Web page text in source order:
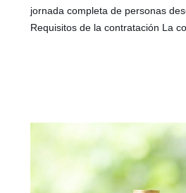
jornada completa de personas
Requisitos de la contratación La